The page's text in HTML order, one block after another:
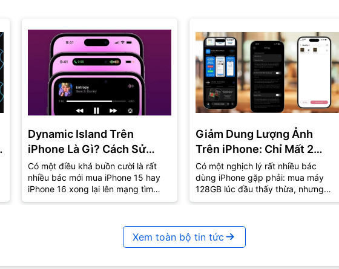
Dynamic Island Trên
iPhone Là Gì? Cách Sử
Dụng Đơn Giản Nhất
Có một điều khá buồn cười là rất
nhiều bác mới mua iPhone 15 hay
iPhone 16 xong lại lên mạng tìm
"cách bật Dynamic Island". Nhưng
Giảm Dung Lượng Ảnh
Trên iPhone: Chỉ Mất 2
Phút, Tiết Kiệm Cả Chục
GB Bộ Nhớ
Có một nghịch lý rất nhiều bác
dùng iPhone gặp phải: mua máy
128GB lúc đầu thấy thừa, nhưng
dùng vài năm lại liên tục nhận thông
Xem toàn bộ tin tức